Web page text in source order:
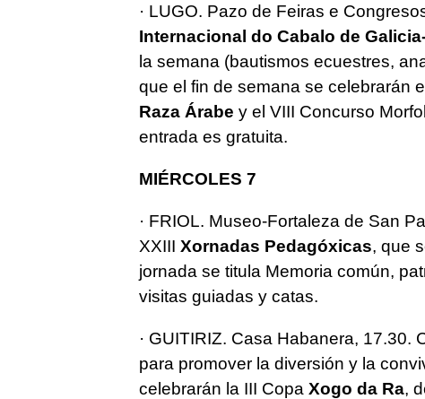
· LUGO. Pazo de Feiras e
Internacional do Cabalo de
la semana (bautismos ecuestres,
que el fin de semana se celebrarán
Raza Árabe y el VIII Concurso
entrada es gratuita.
MIÉRCOLES 7
· FRIOL. Museo-Fortaleza de San
XXIII Xornadas Pedagóxicas, que
jornada se titula Memoria común,
visitas guiadas y catas.
· GUITIRIZ. Casa Habanera, 17.30.
para promover la diversión y la
celebrarán la III Copa Xogo da Ra,